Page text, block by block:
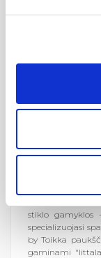
spektrą
yra savo srities
Didžioji dalis
gimsta "iittala"
stiklo gamyklos
specializuojasi
by Toikka
gaminami